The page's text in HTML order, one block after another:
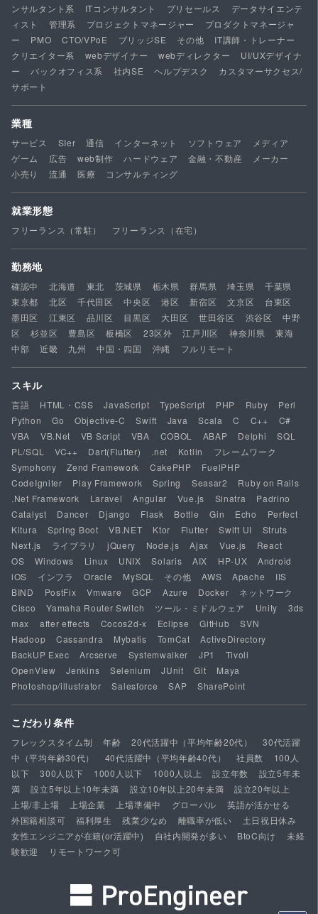
ンサルタント系
ITコンサルタント プリセールス
データサイエンテ
ィスト
管理系 プロジェクトマネージャー
プロダクトマネージャ
ー
PMO CTO/VPoE ブリッジSE その他
IT講師・トレーナー
クリエイター系
webデザイナー webディレクター
UI/UXデザイナ
ー
バックオフィス系 社内SE ヘルプデスク
カスタマーサクセス/
サポート
業種
サービス SIer 通信 インターネット ソフトウェア
メディア
ゲーム
広告 web制作 ハードウェア 金融・不動産
メーカー
小売り
流通 医療 コンサルティング
就業形態
フリーランス（常駐） フリーランス（在宅）
勤務地
確認中 北海道 東北 茨城県 栃木県 群馬県 埼玉県
千葉県
東京都
北区 千代田区 中央区 港区 新宿区 文京区
台東区
墨田区
江東区 品川区 目黒区 大田区 世田谷区 渋谷区
中野
区
杉並区 豊島区 板橋区 23区外 江戸川区 神奈川県
東海
中部
近畿 九州 中国・四国 沖縄 フルリモート
スキル
言語 HTML・CSS JavaScript TypeScript PHP Ruby
Perl
Python
Go Objective-C Swift Java Scala C C++
C#
VBA
VB.Net VB Script VBA COBOL ABAP Delphi
SQL
PL/SQL
VC++ Dart(Flutter) .net Kotlin
フレームワーク
Symphony
Zend Framework CakePHP
FuelPHP
CodeIgniter
Play Framework Spring Seasar2
Ruby on Rails
.Net Framework
Laravel Angular Vue.js Sinatra
Padrino
Catalyst
Dancer Django Flask Bottle Gin Echo
Perfect
Kitura
Spring Boot VB.NET Ktor Flutter Swift UI
Struts
Next.js
ライブラリ jQuery Node.js Ajax Vue.js
React
OS
Windows Linux UNIX Solaris AIX HP-UX
Android
iOS
インフラ Oracle MySQL その他 AWS Apache
IIS
BIND
PostFix Vmware GCP Azure Docker
ネットワーク
Cisco
Yamaha Router Switch ツール・ミドルウェア Unity
3ds
max
after effects Cocos2d-x Eclipse GitHub
SVN
Hadoop
Cassandra Mybatis TomCat
ActiveDirectory
BackUP Exec
Arcserve Systemwalker JP1
Tivoli
OpenView
Jenkins Selenium JUnit Git
Maya
Photoshop/illustrator
Salesforce SAP SharePoint
こだわり条件
フレックスタイム制 年齢 20代活躍中（平均年齢20代）
30代活躍
中（平均年齢30代）
40代活躍中（平均年齢40代） 社員数
100人
以下
300人以下 1000人以下 1000人以上 設立年数
設立5年未
満
設立5年以上10年未満 設立10年以上20年未満
設立20年以上
上場/非上場
上場企業 上場準備中 グローバル
英語が活かせる
外国籍相談可
福利厚生 残業少なめ 離職率が低い
土日祝日休み
女性エンジニアが在籍(or活躍中)
自社内開発が多い BtoC向け
未経
験歓迎
リモートワーク可